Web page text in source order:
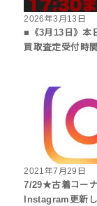
2026年3月13日
■《3月13日》本
買取査定受付時
2021年7月29日
7/29★古着コー
Instagram更新